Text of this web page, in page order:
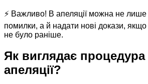
⚡ Важливо! В апеляції можна не
помилки, а й надати нові докази, якщо
не було раніше.
Як виглядає
апеляції?